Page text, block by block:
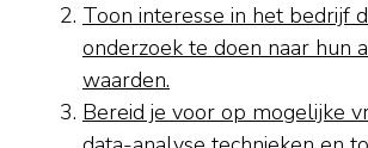
Toon interesse in het bedrijf
onderzoek te doen naar hun
waarden.
Bereid je voor op mogelijke